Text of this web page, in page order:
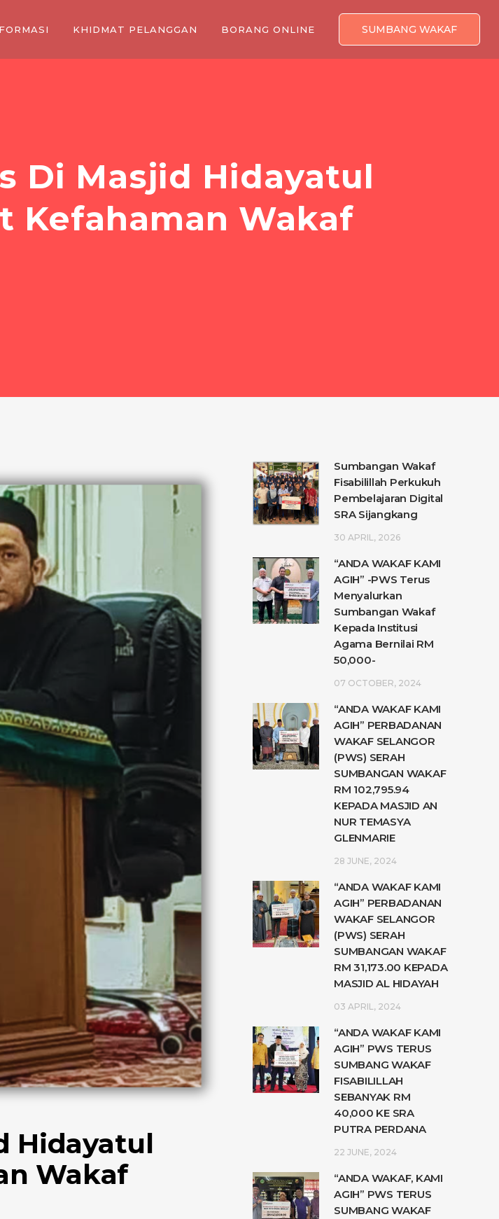
SUMBANG WAKAF
KHIDMAT PELANGGAN BORANG ONLINE
Di Masjid Hidayatul
Kefahaman Wakaf
Hidayatul
Wakaf
Sumbangan Wakaf
Fisabilillah Perkukuh
Pembelajaran Digital
SRA Sijangkang
30 APRIL, 2026
“ANDA WAKAF KAMI
AGIH” -PWS Terus
Menyalurkan
Sumbangan Wakaf
Kepada Institusi
Agama Bernilai RM
50,000-
07 OCTOBER, 2024
“ANDA WAKAF KAMI
AGIH” PERBADANAN
WAKAF SELANGOR
(PWS) SERAH
SUMBANGAN WAKAF
RM 102,795.94
KEPADA MASJID AN
NUR TEMASYA
GLENMARIE
28 JUNE, 2024
“ANDA WAKAF KAMI
AGIH” PERBADANAN
WAKAF SELANGOR
(PWS) SERAH
SUMBANGAN WAKAF
RM 31,173.00 KEPADA
MASJID AL HIDAYAH
03 APRIL, 2024
“ANDA WAKAF KAMI
AGIH” PWS TERUS
SUMBANG WAKAF
FISABILILLAH
SEBANYAK RM
40,000 KE SRA
PUTRA PERDANA
22 JUNE, 2024
“ANDA WAKAF, KAMI
AGIH” PWS TERUS
SUMBANG WAKAF